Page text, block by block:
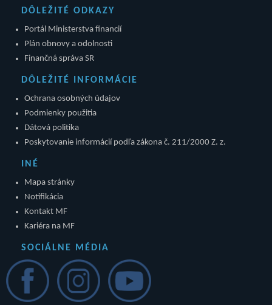
DÔLEŽITÉ ODKAZY
Portál Ministerstva financií
Plán obnovy a odolnosti
Finančná správa SR
DÔLEŽITÉ INFORMÁCIE
Ochrana osobných údajov
Podmienky použitia
Dátová politika
Poskytovanie informácií podľa zákona č. 211/2000 Z. z.
INÉ
Mapa stránky
Notifikácia
Kontakt MF
Kariéra na MF
SOCIÁLNE MÉDIA